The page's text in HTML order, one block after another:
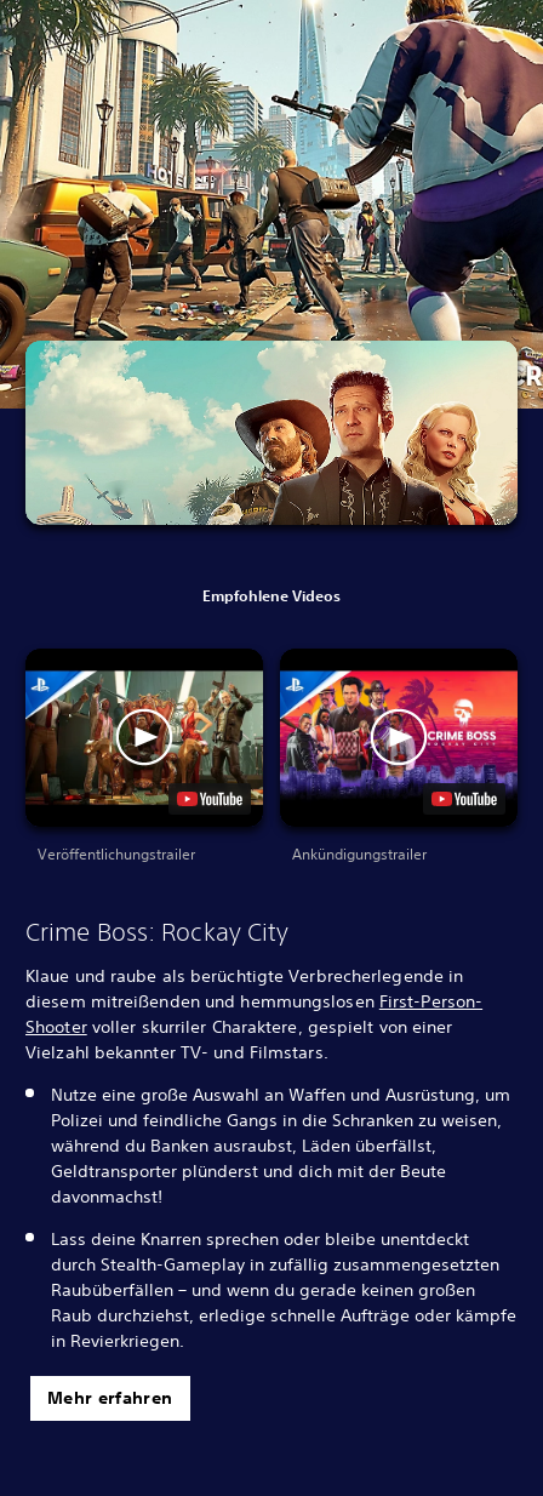
Empfohlene Videos
Veröffentlichungstrailer Ankündigungstrailer
Crime Boss: Rockay City
Klaue und raube als berüchtigte Verbrecherlegende in
diesem mitreißenden und hemmungslosen First-Person-
Shootervoller skurriler Charaktere, gespielt von einer
Vielzahl bekannter TV- und Filmstars.
Nutze eine große Auswahl an Waffen und Ausrüstung, um
Polizei und feindliche Gangs in die Schranken zu weisen,
während du Banken ausraubst, Läden überfällst,
Geldtransporter plünderst und dich mit der Beute
davonmachst!
Lass deine Knarren sprechen oder bleibe unentdeckt
durch Stealth-Gameplay in zufällig zusammengesetzten
Raubüberfällen – und wenn du gerade keinen großen
Raub durchziehst, erledige schnelle Aufträge oder kämpfe
in Revierkriegen.
Mehr erfahren